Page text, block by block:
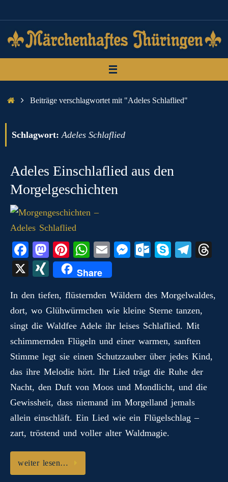
Inhalt
springen
StartBeiträge verschlagwortet mit "Adeles Schlaflied"
Schlagwort: Adeles Schlaflied
Adeles Einschlaflied aus den
Morgelgeschichten
Fa
ce
bo
ok
M
as
to
do
n
Pi
nt
er
es
t
W
ha
ts
A
pp
E
m
ail
M
ng
er
O
ok
.c
o
m
S
Te
a
m
ds
X
X
N
G
Share
In den tiefen, flüsternden Wäldern des Morgelwaldes,
dort, wo Glühwürmchen wie kleine Sterne tanzen,
singt die Waldfee Adele ihr leises Schlaflied. Mit
schimmernden Flügeln und einer warmen, sanften
Stimme legt sie einen Schutzzauber über jedes Kind,
das ihre Melodie hört. Ihr Lied trägt die Ruhe der
Nacht, den Duft von Moos und Mondlicht, und die
Gewissheit, dass niemand im Morgelland jemals
allein einschläft. Ein Lied wie ein Flügelschlag –
zart, tröstend und voller alter Waldmagie.
weiter lesen…